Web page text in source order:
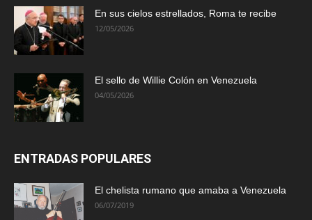
En sus cielos estrellados, Roma te recibe
12/05/2026
El sello de Willie Colón en Venezuela
04/05/2026
ENTRADAS POPULARES
El chelista rumano que amaba a Venezuela
06/07/2019